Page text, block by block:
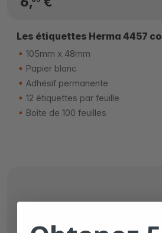
Les étiquettes Herma 4457
105mm x 48mm
Papier blanc
Adhésif permanente
12 étiquettes par feuille
Boîte de 100 feuilles